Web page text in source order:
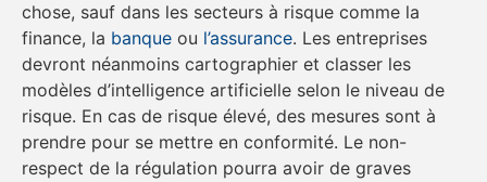
chose, sauf dans les secteurs à risque comme la
finance, la banque ou l’assurance. Les entreprises
devront néanmoins cartographier et classer les
modèles d’intelligence artificielle selon le niveau de
risque. En cas de risque élevé, des mesures sont à
prendre pour se mettre en conformité. Le non-
respect de la régulation pourra avoir de graves